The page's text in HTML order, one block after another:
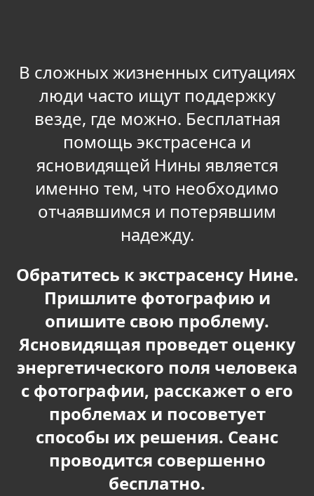
В сложных жизненных ситуациях
люди часто ищут поддержку
везде, где можно. Бесплатная
помощь экстрасенса и
ясновидящей Нины является
именно тем, что необходимо
отчаявшимся и потерявшим
надежду.
Обратитесь к экстрасенсу Нине.
Пришлите фотографию и
опишите свою проблему.
Ясновидящая проведет оценку
энергетического поля человека
с фотографии, расскажет о его
проблемах и посоветует
способы их решения. Сеанс
проводится совершенно
бесплатно.